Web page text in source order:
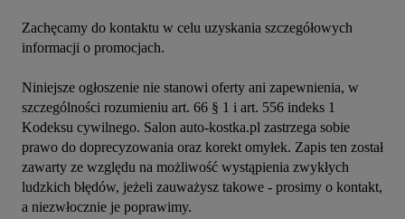
Zachęcamy do kontaktu w celu uzyskania szczegółowych
informacji o promocjach.
Niniejsze ogłoszenie nie stanowi oferty ani zapewnienia, w
szczególności rozumieniu art. 66 § 1 i art. 556 indeks 1
Kodeksu cywilnego. Salon auto-kostka.pl zastrzega sobie
prawo do doprecyzowania oraz korekt omyłek. Zapis ten został
zawarty ze względu na możliwość wystąpienia zwykłych
ludzkich błędów, jeżeli zauważysz takowe - prosimy o kontakt,
a niezwłocznie je poprawimy.